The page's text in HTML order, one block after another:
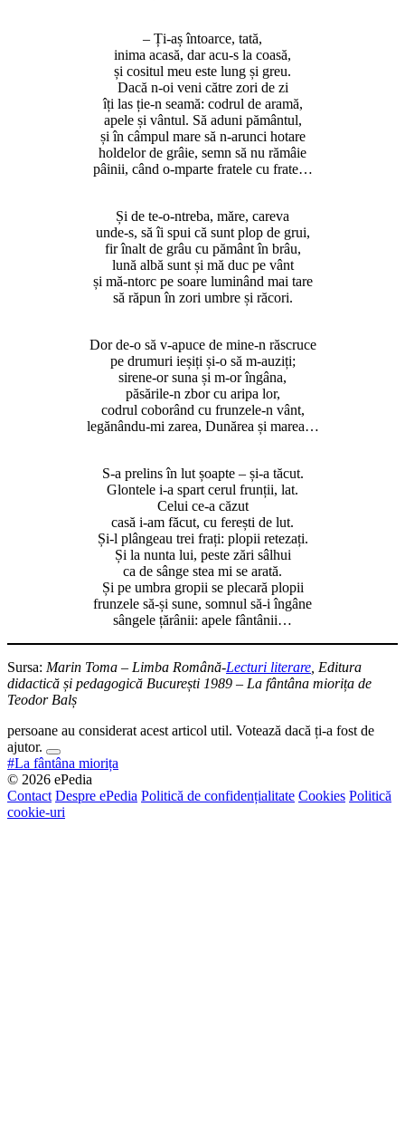
– Ți-aș întoarce, tată,
inima acasă, dar acu-s la coasă,
și cositul meu este lung și greu.
Dacă n-oi veni către zori de zi
îți las ție-n seamă: codrul de aramă,
apele și vântul. Să aduni pământul,
și în câmpul mare să n-arunci hotare
holdelor de grâie, semn să nu rămâie
pâinii, când o-mparte fratele cu frate…
Și de te-o-ntreba, măre, careva
unde-s, să îi spui că sunt plop de grui,
fir înalt de grâu cu pământ în brâu,
lună albă sunt și mă duc pe vânt
și mă-ntorc pe soare luminând mai tare
să răpun în zori umbre și răcori.
Dor de-o să v-apuce de mine-n răscruce
pe drumuri ieșiți și-o să m-auziți;
sirene-or suna și m-or îngâna,
păsările-n zbor cu aripa lor,
codrul coborând cu frunzele-n vânt,
legănându-mi zarea, Dunărea și marea…
S-a prelins în lut șoapte – și-a tăcut.
Glontele i-a spart cerul frunții, lat.
Celui ce-a căzut
casă i-am făcut, cu ferești de lut.
Și-l plângeau trei frați: plopii retezați.
Și la nunta lui, peste zări sâlhui
ca de sânge stea mi se arată.
Și pe umbra gropii se plecară plopii
frunzele să-și sune, somnul să-i îngâne
sângele țărânii: apele fântânii…
Sursa: Marin Toma – Limba Română-Lecturi literare , Editura
didactică și pedagogică București 1989 – La fântâna miorița de
Teodor Balș
persoane au considerat acest articol util. Votează dacă ți-a fost de
ajutor.
#La fântâna miorița
© 2026 ePedia
Contact Despre ePedia Politică de confidențialitate Cookies Politică
cookie-uri